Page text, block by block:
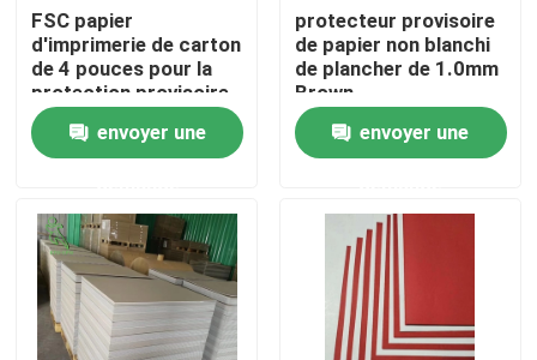
Accueil
A propos de nous
Contacts
Produits
FSC papier
d'imprimerie de carton
de 4 pouces pour la
protection provisoire
de porte
envoyer une
protecteur provisoire
de papier non blanchi
de plancher de 1.0mm
Brown
envoyer une